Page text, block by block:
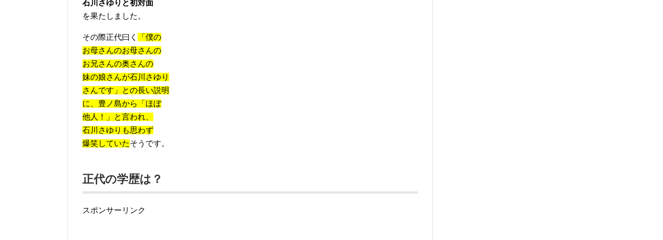
石川さゆりと初対面
を果たしました。
その際正代曰く
「僕の
お母さんのお母さんの
お兄さんの奥さんの
妹の娘さんが石川さゆり
さんです」との長い説明
に、豊ノ島から「ほぼ
他人！」と言われ、
石川さゆりも思わず
爆笑していたそうです。
正代の学歴は？
スポンサーリンク